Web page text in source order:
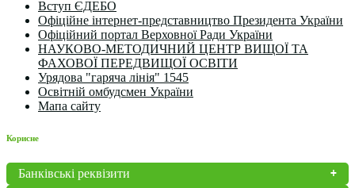
Вступ ЄДЕБО
Офіційне інтернет-представництво Президента України
Офіційний портал Верховної Ради України
НАУКОВО-МЕТОДИЧНИЙ ЦЕНТР ВИЩОЇ ТА
ФАХОВОЇ ПЕРЕДВИЩОЇ ОСВІТИ
Урядова "гаряча лінія" 1545
Освітній омбудсмен України
Мапа сайту
Корисне
Банківські реквізити